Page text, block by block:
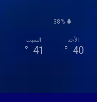
38%
السبت
41
°
الأحد
40
°